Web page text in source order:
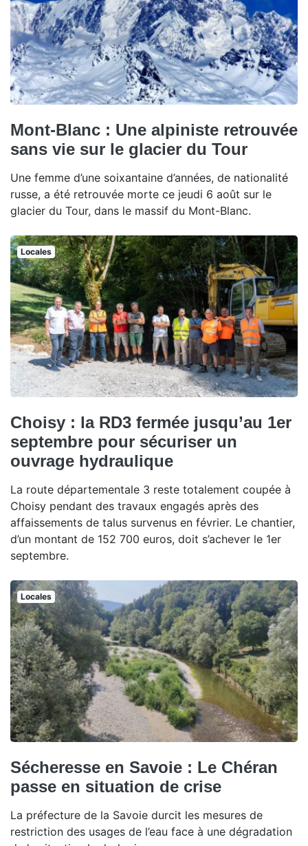
Mont-Blanc : Une alpiniste retrouvée
sans vie sur le glacier du Tour
Une femme d’une soixantaine d’années, de nationalité
russe, a été retrouvée morte ce jeudi 6 août sur le
glacier du Tour, dans le massif du Mont-Blanc.
Locales
Choisy : la RD3 fermée jusqu’au 1er
septembre pour sécuriser un
ouvrage hydraulique
La route départementale 3 reste totalement coupée à
Choisy pendant des travaux engagés après des
affaissements de talus survenus en février. Le chantier,
d’un montant de 152 700 euros, doit s’achever le 1er
septembre.
Locales
Sécheresse en Savoie : Le Chéran
passe en situation de crise
La préfecture de la Savoie durcit les mesures de
restriction des usages de l’eau face à une dégradation